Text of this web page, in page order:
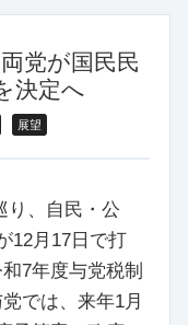
党が国民民
決定へ
展望
り、自民・公
12月17日で打
7年度与党税制
では、来年1月